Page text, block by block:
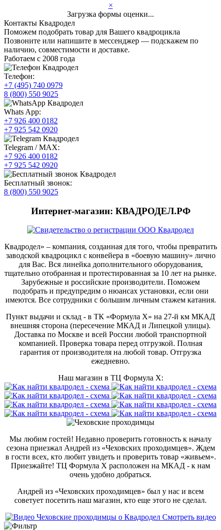
×
Загрузка формы оценки...
Контакты Квадродел
Поможем подобрать товар для Вашего квадроцикла
Позвоните или напишите в мессенджер — подскажем по
наличию, совместимости и доставке.
Работаем с 2008 года
Телефон:
+7 (495) 740 0979
8 (800) 550 9025
Whats App:
+7 926 400 0182
+7 925 542 0920
Telegram / MAX:
+7 926 400 0182
+7 925 542 0920
Бесплатный звонок:
8 (800) 550 9025
Интернет-магазин: КВАДРОДЕЛ.РФ
Квадродел» – компания, созданная для того, чтобы превратить
заводской квадроцикл с конвейера в «боевую машину» лично
для Вас. Вся линейка дополнительного оборудования,
тщательно отобранная и протестированная за 10 лет на рынке.
Зарубежные и российские производители. Поможем
подобрать и предупредим о нюансах установки, если они
имеются. Все сотрудники с большим личным стажем катания.
Пункт выдачи и склад - в ТК «Формула X» на 27-й км МКАД
внешняя сторона (пересечение МКАД и Липецкой улицы).
Доставка по Москве и всей России любой транспортной
компанией. Проверка товара перед отгрузкой. Полная
гарантия от производителя на любой товар. Отгрузка
ежедневно.
Наш магазин в ТЦ Формула Х:
Мы любим гостей! Недавно проверить готовность к началу
сезона приезжал Андрей из «Чеховских проходимцев». Ждем
в гости всех, кто любит увидеть и проверить товар «живьем».
Приезжайте! ТЦ Формула Х расположен на МКАД - к нам
очень удобно добраться.
Андрей из «Чеховских проходимцев» был у нас и всем
советует посетить наш магазин, кто еще этого не сделал.
Смотреть видео